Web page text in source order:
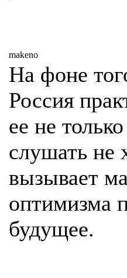
makeno
На фоне
Россия
ее не
слушать не
вызывает
оптимизма
будущее.